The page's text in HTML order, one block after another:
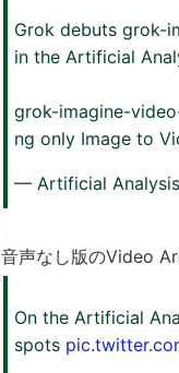
Grok debuts grok-
in the Artificial
grok-imagine-
ng only Image to
— Artificial
音声なし版のVideo
On the Artificial
spots